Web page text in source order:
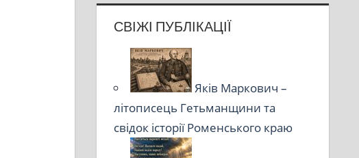
СВІЖІ ПУБЛІКАЦІЇ
Яків Маркович –
літописець Гетьманщини та
свідок історії Роменського краю